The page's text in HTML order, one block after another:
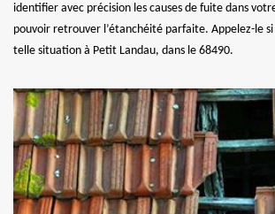
identifier avec précision les causes de fuite dans
pouvoir retrouver l’étanchéité parfaite. Appelez-le si
telle situation à Petit Landau, dans le 68490.